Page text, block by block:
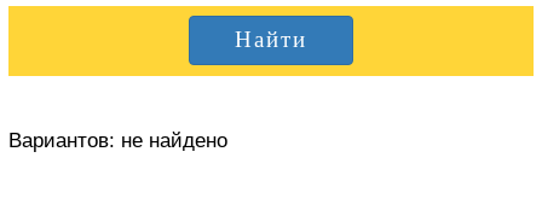
Вариантов: не найдено